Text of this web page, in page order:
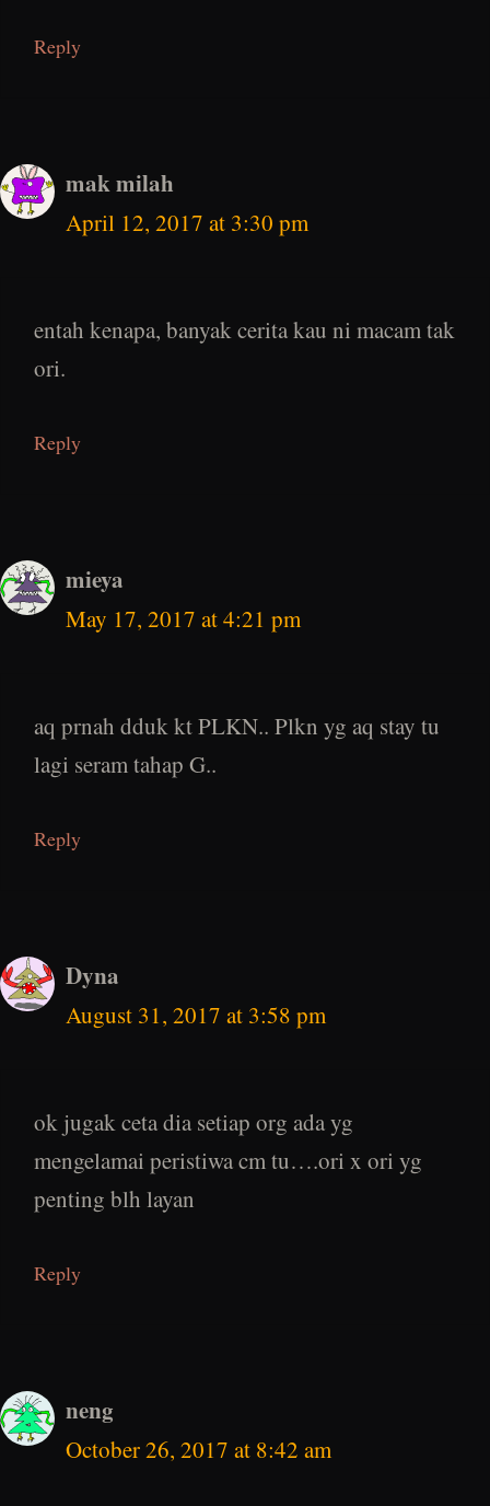
Reply
mak milah
April 12, 2017 at 3:30 pm
entah kenapa, banyak cerita kau ni macam tak
ori.
Reply
mieya
May 17, 2017 at 4:21 pm
aq prnah dduk kt PLKN.. Plkn yg aq stay tu
lagi seram tahap G..
Reply
Dyna
August 31, 2017 at 3:58 pm
ok jugak ceta dia setiap org ada yg
mengelamai peristiwa cm tu….ori x ori yg
penting blh layan
Reply
neng
October 26, 2017 at 8:42 am